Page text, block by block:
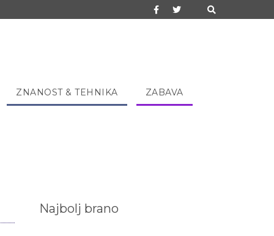
ZNANOST & TEHNIKA ZABAVA
Najbolj brano